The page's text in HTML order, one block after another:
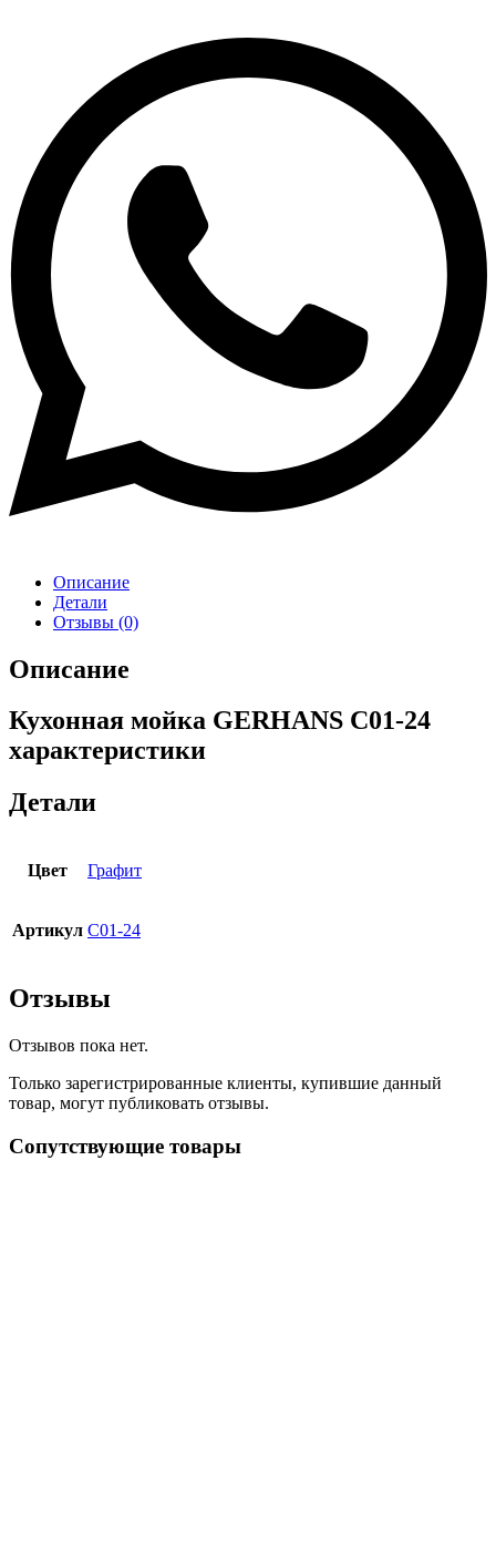
Описание
Детали
Отзывы (0)
Описание
Кухонная мойка GERHANS C01-24
характеристики
Детали
Цвет Графит
Артикул C01-24
Отзывы
Отзывов пока нет.
Только зарегистрированные клиенты, купившие данный
товар, могут публиковать отзывы.
Сопутствующие товары